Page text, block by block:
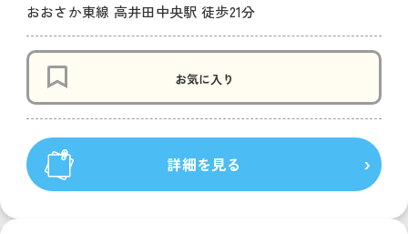
おおさか東線 高井田中央駅 徒歩21分
お気に入り
詳細を見る